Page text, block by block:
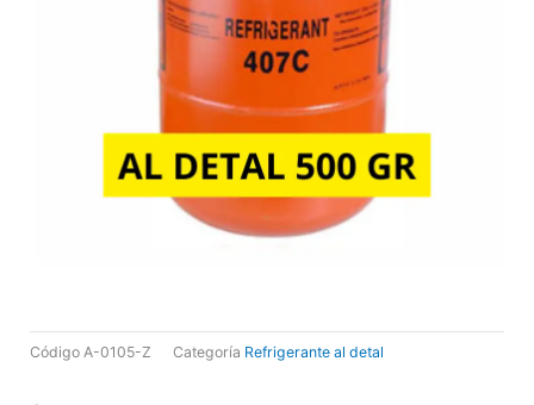
Código A-0105-Z Categoría Refrigerante al detal